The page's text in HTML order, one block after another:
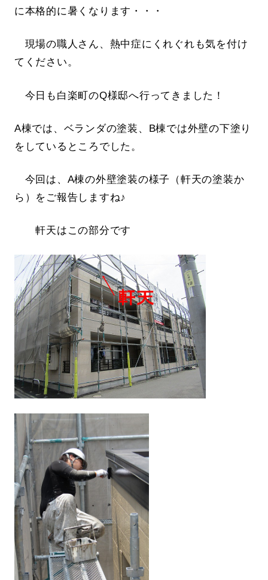
に本格的に暑くなります・・・
現場の職人さん、熱中症にくれぐれも気を付け
てください。
今日も白楽町のQ様邸へ行ってきました！
A棟では、ベランダの塗装、B棟では外壁の下塗り
をしているところでした。
今回は、A棟の外壁塗装の様子（軒天の塗装か
ら）をご報告しますね♪
軒天はこの部分です